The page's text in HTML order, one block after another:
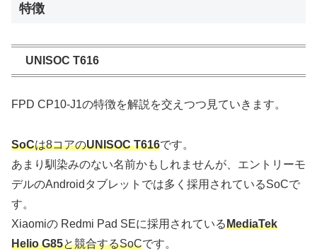
特徴
UNISOC T616
FPD CP10-J1の特徴を解説を交えつつ見ていきます。
SoCは8コアのUNISOC T616です。
あまり馴染みのない名前かもしれませんが、エントリーモ
デルのAndroidタブレットでは多く採用されているSoCで
す。
Xiaomiの Redmi Pad SEに採用されているMediaTek
Helio G85と競合するSoCです。